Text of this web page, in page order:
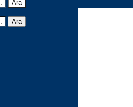
Ara
Ara